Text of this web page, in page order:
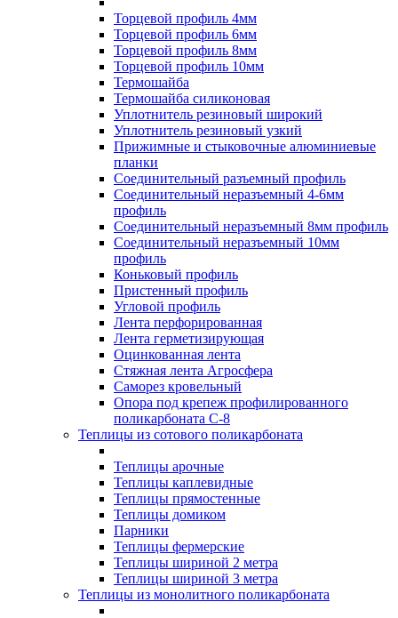
Торцевой профиль 4мм
Торцевой профиль 6мм
Торцевой профиль 8мм
Торцевой профиль 10мм
Термошайба
Термошайба силиконовая
Уплотнитель резиновый широкий
Уплотнитель резиновый узкий
Прижимные и стыковочные алюминиевые
планки
Соединительный разъемный профиль
Соединительный неразъемный 4-6мм
профиль
Соединительный неразъемный 8мм профиль
Соединительный неразъемный 10мм
профиль
Коньковый профиль
Пристенный профиль
Угловой профиль
Лента перфорированная
Лента герметизирующая
Оцинкованная лента
Стяжная лента Агросфера
Саморез кровельный
Опора под крепеж профилированного
поликарбоната С-8
Теплицы из сотового поликарбоната
Теплицы арочные
Теплицы каплевидные
Теплицы прямостенные
Теплицы домиком
Парники
Теплицы фермерские
Теплицы шириной 2 метра
Теплицы шириной 3 метра
Теплицы из монолитного поликарбоната